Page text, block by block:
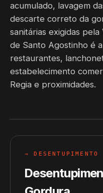
acumulado, lavagem
descarte correto da
sanitárias exigidas
de Santo Agostinho é
restaurantes,
estabelecimento
Regia e proximidades.
→ DESENTUPIMENTO